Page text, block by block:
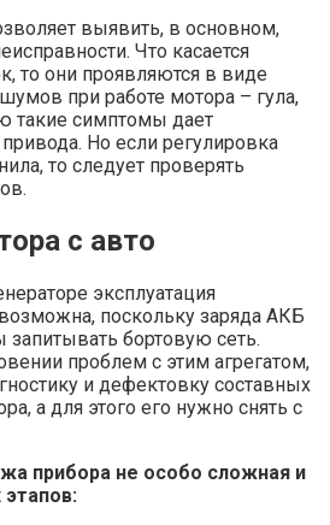
выявить, в основном,
Что касается
то они проявляются в виде
при работе мотора – гула,
такие симптомы дает
Но если регулировка
то следует проверять
с авто
эксплуатация
поскольку заряда АКБ
запитывать бортовую сеть.
проблем с этим агрегатом,
и дефектовку составных
а для этого его нужно снять с
прибора не особо сложная и
этапов: